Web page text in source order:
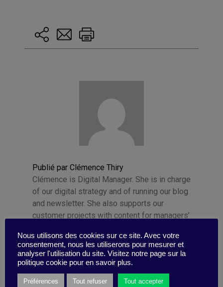
Publié par Clémence Thiry
Clémence is Digital Manager. She is in charge
of our digital strategy and of running our blog
and newsletter. She also supports our
customer projects with content for managers’
Nous utilisons des cookies sur ce site. Avec votre
consentement, nous les utiliserons pour mesurer et
analyser l'utilisation du site. Visitez notre page sur la
politique cookie pour en savoir plus.
Préférences Tout refuser Tout accepter